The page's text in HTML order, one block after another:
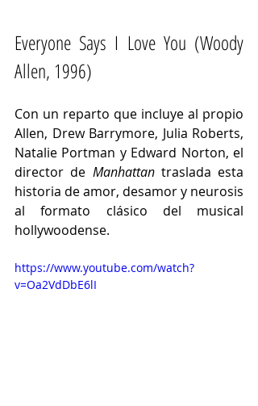
Everyone Says I Love You (Woody
Allen, 1996)
Con un reparto que incluye al propio
Allen, Drew Barrymore, Julia Roberts,
Natalie Portman y Edward Norton, el
director de Manhattan traslada esta
historia de amor, desamor y neurosis
al formato clásico del musical
hollywoodense.
https://www.youtube.com/watch?
v=Oa2VdDbE6lI